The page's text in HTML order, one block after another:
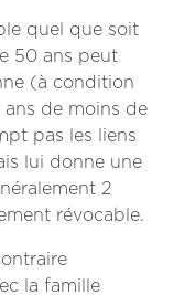
quel que soit
50 ans peut
(à condition
ans de moins de
pas les liens
lui donne une
2
révocable.
la famille